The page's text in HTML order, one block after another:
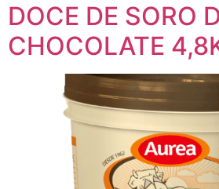
DOCE DE SORO
CHOCOLATE